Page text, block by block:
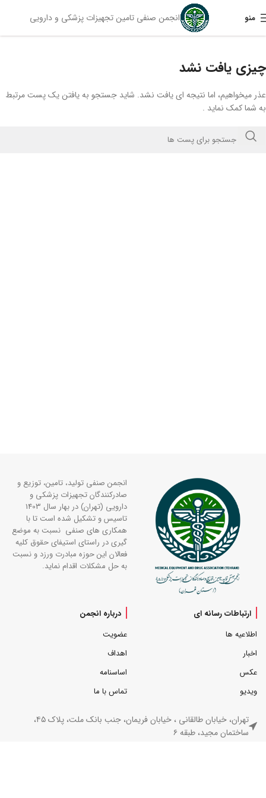
منو انجمن صنفی تامین تجهیزات پزشکی و دارویی
چیزی یافت نشد
عذر میخواهیم، اما نتیجه ای یافت نشد. شاید جستجو به یافتن یک پست مرتبط
به شما کمک نماید .
انجمن صنفی تولید، تامین، توزیع و
صادرکنندگان تجهیزات پزشکی و
دارویی (تهران) در بهار سال 1403
تاسیس و تشکیل شده است تا با
همکاری های صنفی نسبت به موضع
گیری در راستای استیفای حقوق کلیه
فعالان این حوزه مبادرت ورزد و نسبت
به حل مشکلات اقدام نماید.
ارتباطات رسانه ای
اطلاعیه ها
اخبار
عکس
ویدیو
درباره انجمن
عضویت
اهداف
اساسنامه
تماس با ما
تهران، خیابان طالقانی ، خیابان فریمان، جنب بانک ملت، پلاک ۴۵،
ساختمان مجید، طبقه ۶